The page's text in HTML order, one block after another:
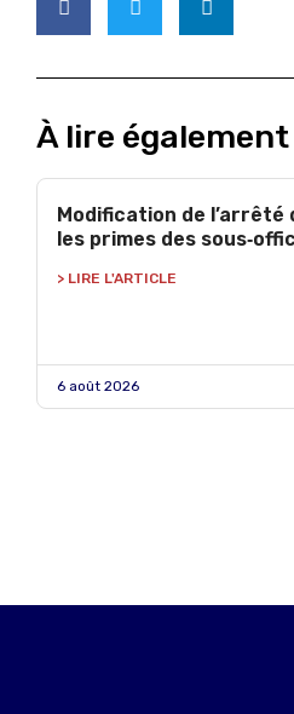
À lire également
Modification de l’arrêté
les primes des
> LIRE L'ARTICLE
6 août 2026